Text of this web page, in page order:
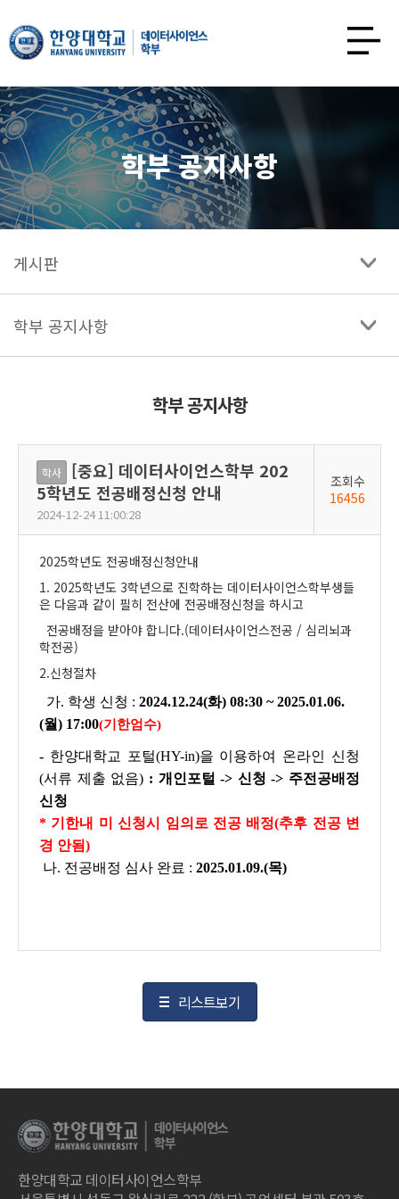
한양대학교
데이터사이언스학과
열기
학부 공지사항
게시판
학부 공지사항
학부 공지사항
학사
[중요] 데이터사이언스학부 202
5학년도 전공배정신청 안내
2024-12-24 11:00:28
조회수
16456
2025학년도 전공배정신청안내
1. 2025학년도 3학년으로 진학하는 데이터사이언스학부생들
은 다음과 같이 필히 전산에 전공배정신청을 하시고
전공배정을 받아야 합니다.(데이터사이언스전공 / 심리뇌과
학전공)
2.신청절차
가. 학생 신청 : 2024.12.24(화) 08:30 ~ 2025.01.06.
(월) 17:00(기한엄수)
- 한양대학교 포털(HY-in)을 이용하여 온라인 신청
(서류 제출 없음) : 개인포털 -> 신청 -> 주전공배정
신청
* 기한내 미 신청시 임의로 전공 배정(추후 전공 변
경 안됨)
나. 전공배정 심사 완료 : 2025.01.09.(목)
리스트보기
한양대학교 데이터사이언스학부